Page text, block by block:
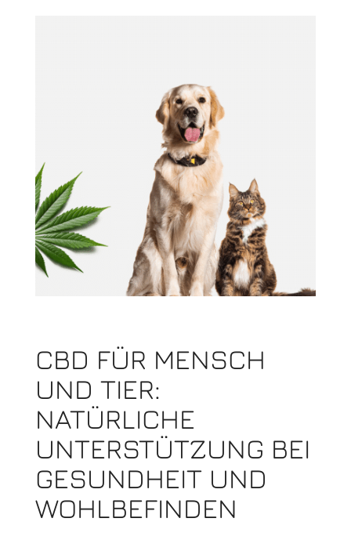
CBD FÜR MENSCH
UND TIER:
NATÜRLICHE
UNTERSTÜTZUNG BEI
GESUNDHEIT UND
WOHLBEFINDEN